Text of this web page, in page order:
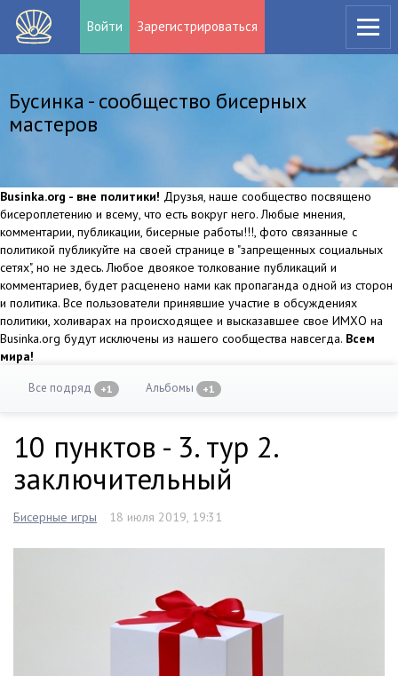
Войти Зарегистрироваться
Бусинка - сообщество бисерных
мастеров
Businka.org - вне политики! Друзья, наше сообщество посвящено
бисероплетению и всему, что есть вокруг него. Любые мнения,
комментарии, публикации, бисерные работы!!!, фото связанные с
политикой публикуйте на своей странице в "запрещенных социальных
сетях", но не здесь. Любое двоякое толкование публикаций и
комментариев, будет расценено нами как пропаганда одной из сторон
и политика. Все пользователи принявшие участие в обсуждениях
политики, холиварах на происходящее и высказавшее свое ИМХО на
Businka.org будут исключены из нашего сообщества навсегда. Всем
мира!
Все подряд +1 Альбомы +1
10 пунктов - 3. тур 2.
заключительный
Бисерные игры 18 июля 2019, 19:31